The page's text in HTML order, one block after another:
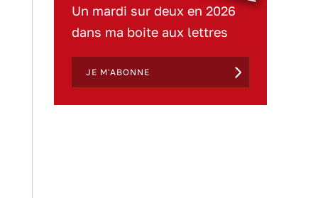
Un mardi sur deux en 2026
dans ma boite aux lettres
JE M'ABONNE